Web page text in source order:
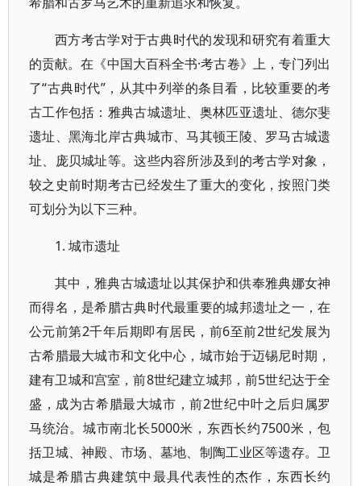
西方考古学对于古典时代的发现和研究有着重大
的贡献。在《中国大百科全书·考古卷》上，专门列出
了“古典时代”，从其中列举的条目看，比较重要的考
古工作包括：雅典古城遗址、奥林匹亚遗址、德尔斐
遗址、黑海北岸古典城市、马其顿王陵、罗马古城遗
址、庞贝城址等。这些内容所涉及到的考古学对象，
较之史前时期考古已经发生了重大的变化，按照门类
可划分为以下三种。
1. 城市遗址
其中，雅典古城遗址以其保护和供奉雅典娜女神
而得名，是希腊古典时代最重要的城邦遗址之一，在
公元前第2千年后期即有居民，前6至前2世纪发展为
古希腊最大城市和文化中心，城市始于迈锡尼时期，
建有卫城和宫室，前8世纪建立城邦，前5世纪达于全
盛，成为古希腊最大城市，前2世纪中叶之后归属罗
马统治。城市南北长5000米，东西长约7500米，包
括卫城、神殿、市场、墓地、制陶工业区等遗存。卫
城是希腊古典建筑中最具代表性的杰作，东西长约